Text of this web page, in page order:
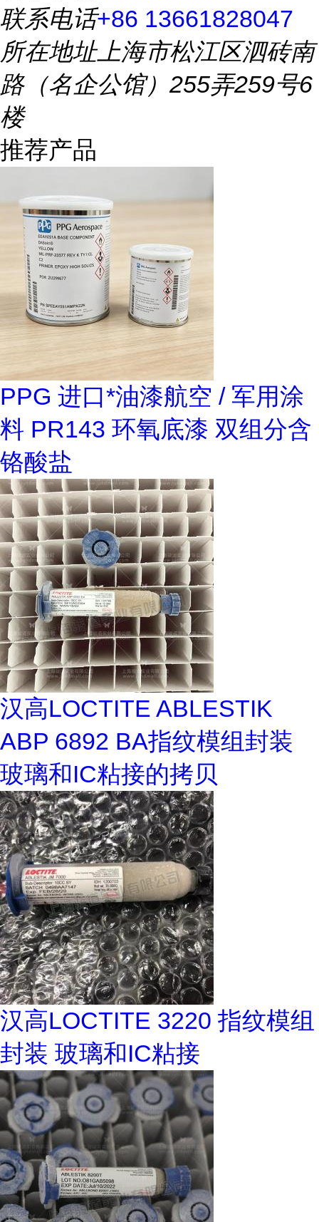
联系电话+86 13661828047
所在地址上海市松江区泗砖南
路（名企公馆）255弄259号6
楼
推荐产品
PPG 进口*油漆航空 / 军用涂
料 PR143 环氧底漆 双组分含
铬酸盐
汉高LOCTITE ABLESTIK
ABP 6892 BA指纹模组封装
玻璃和IC粘接的拷贝
汉高LOCTITE 3220 指纹模组
封装 玻璃和IC粘接